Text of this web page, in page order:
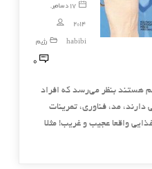
17 دسامبر,
2014
habibi
رژیم
0
هستند بنظر می‌رسد که افراد
مد، فناوری، تمرینات
واقعا عجیب و غریب! مثلا